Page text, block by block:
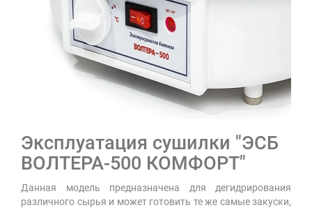
Эксплуатация сушилки "ЭСБ
ВОЛТЕРА-500 КОМФОРТ"
Данная модель предназначена для дегидрирования
различного сырья и может готовить те же самые закуски,